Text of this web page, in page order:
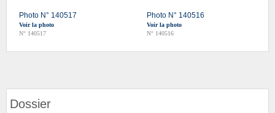
Photo N° 140517
Voir la photo
N° 140517
Photo N° 140516
Voir la photo
N° 140516
Dossier